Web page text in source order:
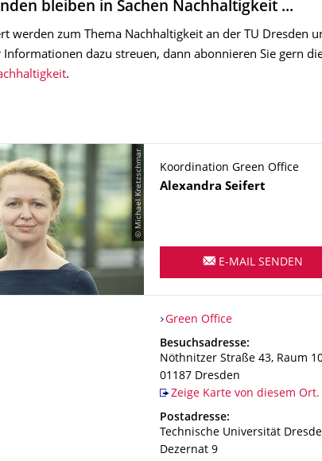
bleiben in Sachen Nachhaltigkeit ...
werden zum Thema Nachhaltigkeit an der TU Dresden
Informationen dazu streuen, dann abonnieren Sie gern
.
© Michael Kretzschmar
Koordination Green Office
Name
Alexandra Seifert
E-MAIL SENDEN
Organisationsname
Green Office
Green Office
Adresse
Besuchsadresse:
Nöthnitzer Straße 43, Raum
01187 Dresden
Zeige Karte von diesem Ort.
Adresse
Postadresse:
Technische Universität
Dezernat 9